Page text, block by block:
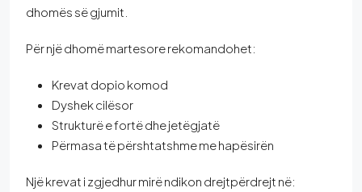
dhomës së gjumit.
Për një dhomë martesore rekomandohet:
Krevat dopio komod
Dyshek cilësor
Strukturë e fortë dhe jetëgjatë
Përmasa të përshtatshme me hapësirën
Një krevat i zgjedhur mirë ndikon drejtpërdrejt në: